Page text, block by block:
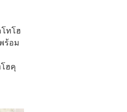
ทโฮ
ร้อม
ฮคุ